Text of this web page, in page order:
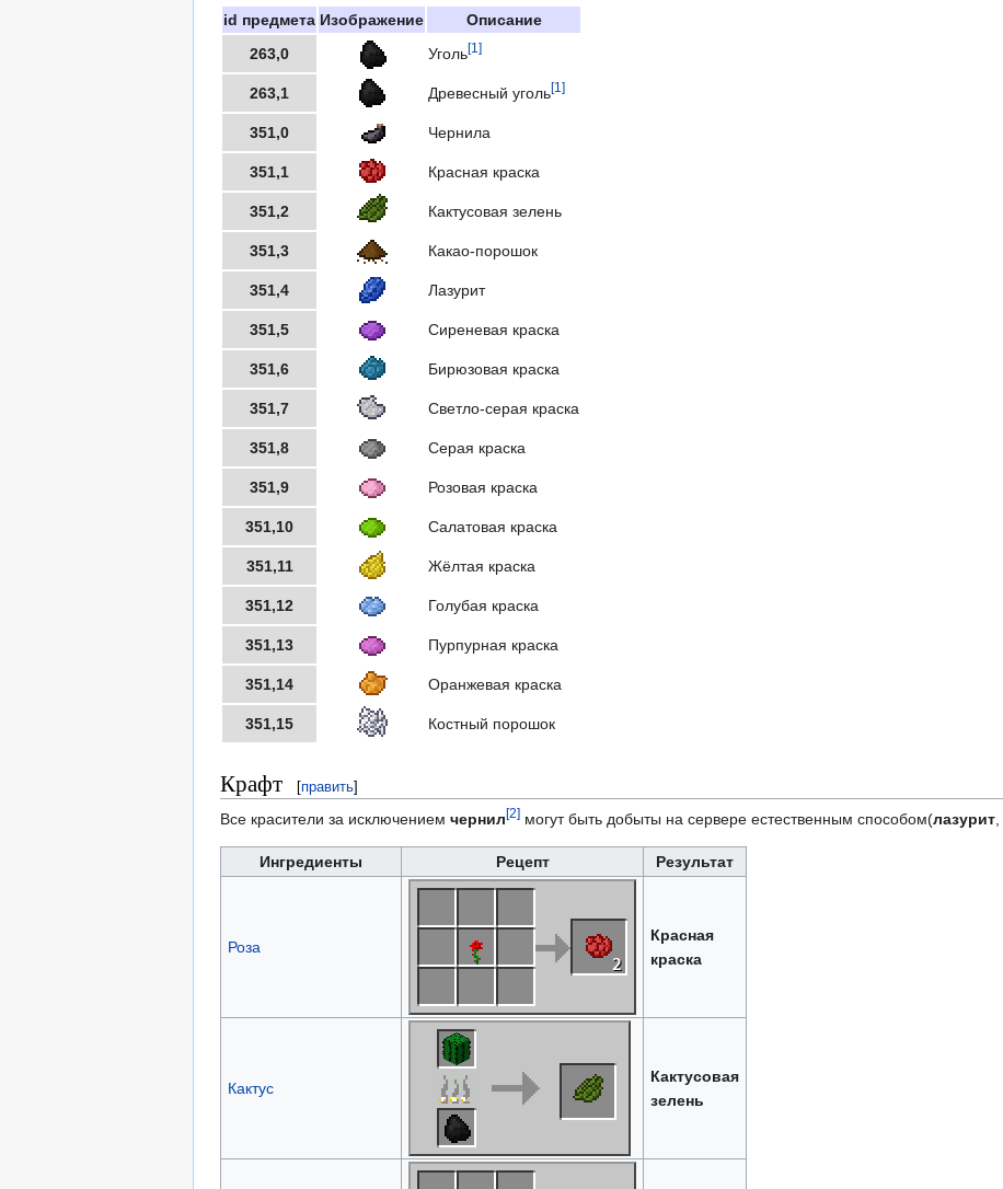
id предмета Изображение
Описание
263,0
Уголь[1]
263,1 Древесный уголь[1]
351,0 Чернила
351,1 Красная краска
351,2 Кактусовая зелень
351,3 Какао-порошок
351,4 Лазурит
351,5 Сиреневая краска
351,6 Бирюзовая краска
351,7 Светло-серая краска
351,8 Серая краска
351,9 Розовая краска
351,10 Салатовая краска
351,11 Жёлтая краска
351,12 Голубая краска
351,13 Пурпурная краска
351,14 Оранжевая краска
351,15 Костный порошок
Крафт [править]
Все красители за исключением чернил[2] могут быть добыты на сервере естественным способом(лазурит
Ингредиенты Рецепт Результат
Роза
Красная
краска
Кактус
Кактусовая
зелень